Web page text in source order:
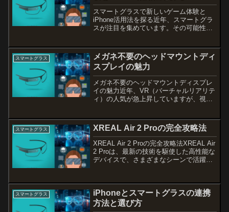
スマートグラスで新しいゲーム体験と
iPhone活用法を探る近年、スマートグラ
スが注目を集めています。その可能性
る多機能なアイテムへと進化していま
す。特に、PS5との組み合...
スマートグラス
メガネ不要のヘッドマウントディ
スプレイの魅力
メガネ不要のヘッドマウントディスプレ
イの魅力近年、VR（バーチャルリアリテ
ィ）の人気が急上昇していますが、視力
こで登場したのが「メガネ不要」のヘッ
ドマウントディスプレイ...
スマートグラス XREAL Air 2 Proの完全攻略法
XREAL Air 2 Proの完全攻略法XREAL Air
2 Proは、最新の技術を駆使した高性能な
デバイスで、さまざまなシーンで活躍し
の使用体験を通じてその魅力を...
スマートグラス
iPhoneとスマートグラスの連携
方法と選び方